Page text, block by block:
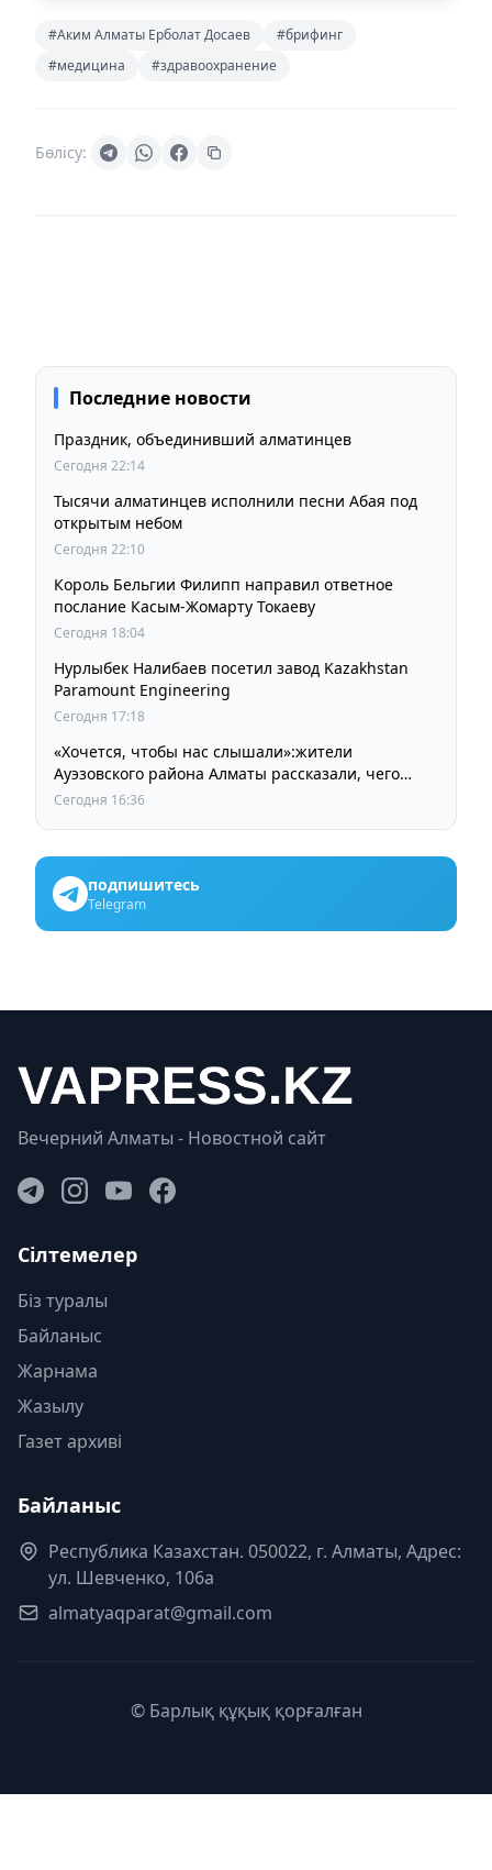
#Аким Алматы Ерболат Досаев
#брифинг
#медицина
#здравоохранение
Бөлісу:
Последние новости
Праздник, объединивший алматинцев
Сегодня 22:14
Тысячи алматинцев исполнили песни Абая под
открытым небом
Сегодня 22:10
Король Бельгии Филипп направил ответное
послание Касым-Жомарту Токаеву
Сегодня 18:04
Нурлыбек Налибаев посетил завод Kazakhstan
Paramount Engineering
Сегодня 17:18
«Хочется, чтобы нас слышали»:жители
Ауэзовского района Алматы рассказали, чего
ждут от выборов депутатов Курултая
Сегодня 16:36
подпишитесь
Telegram
Вечерний Алматы - Новостной сайт
Сілтемелер
Біз туралы
Байланыс
Жарнама
Жазылу
Газет архиві
Байланыс
Республика Казахстан. 050022, г. Алматы, Адрес:
ул. Шевченко, 106а
almatyaqparat@gmail.com
© Барлық құқық қорғалған